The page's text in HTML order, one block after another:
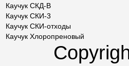
Каучук СКД-В
Каучук СКИ-3
Каучук СКИ-отходы
Каучук Хлоропреновый